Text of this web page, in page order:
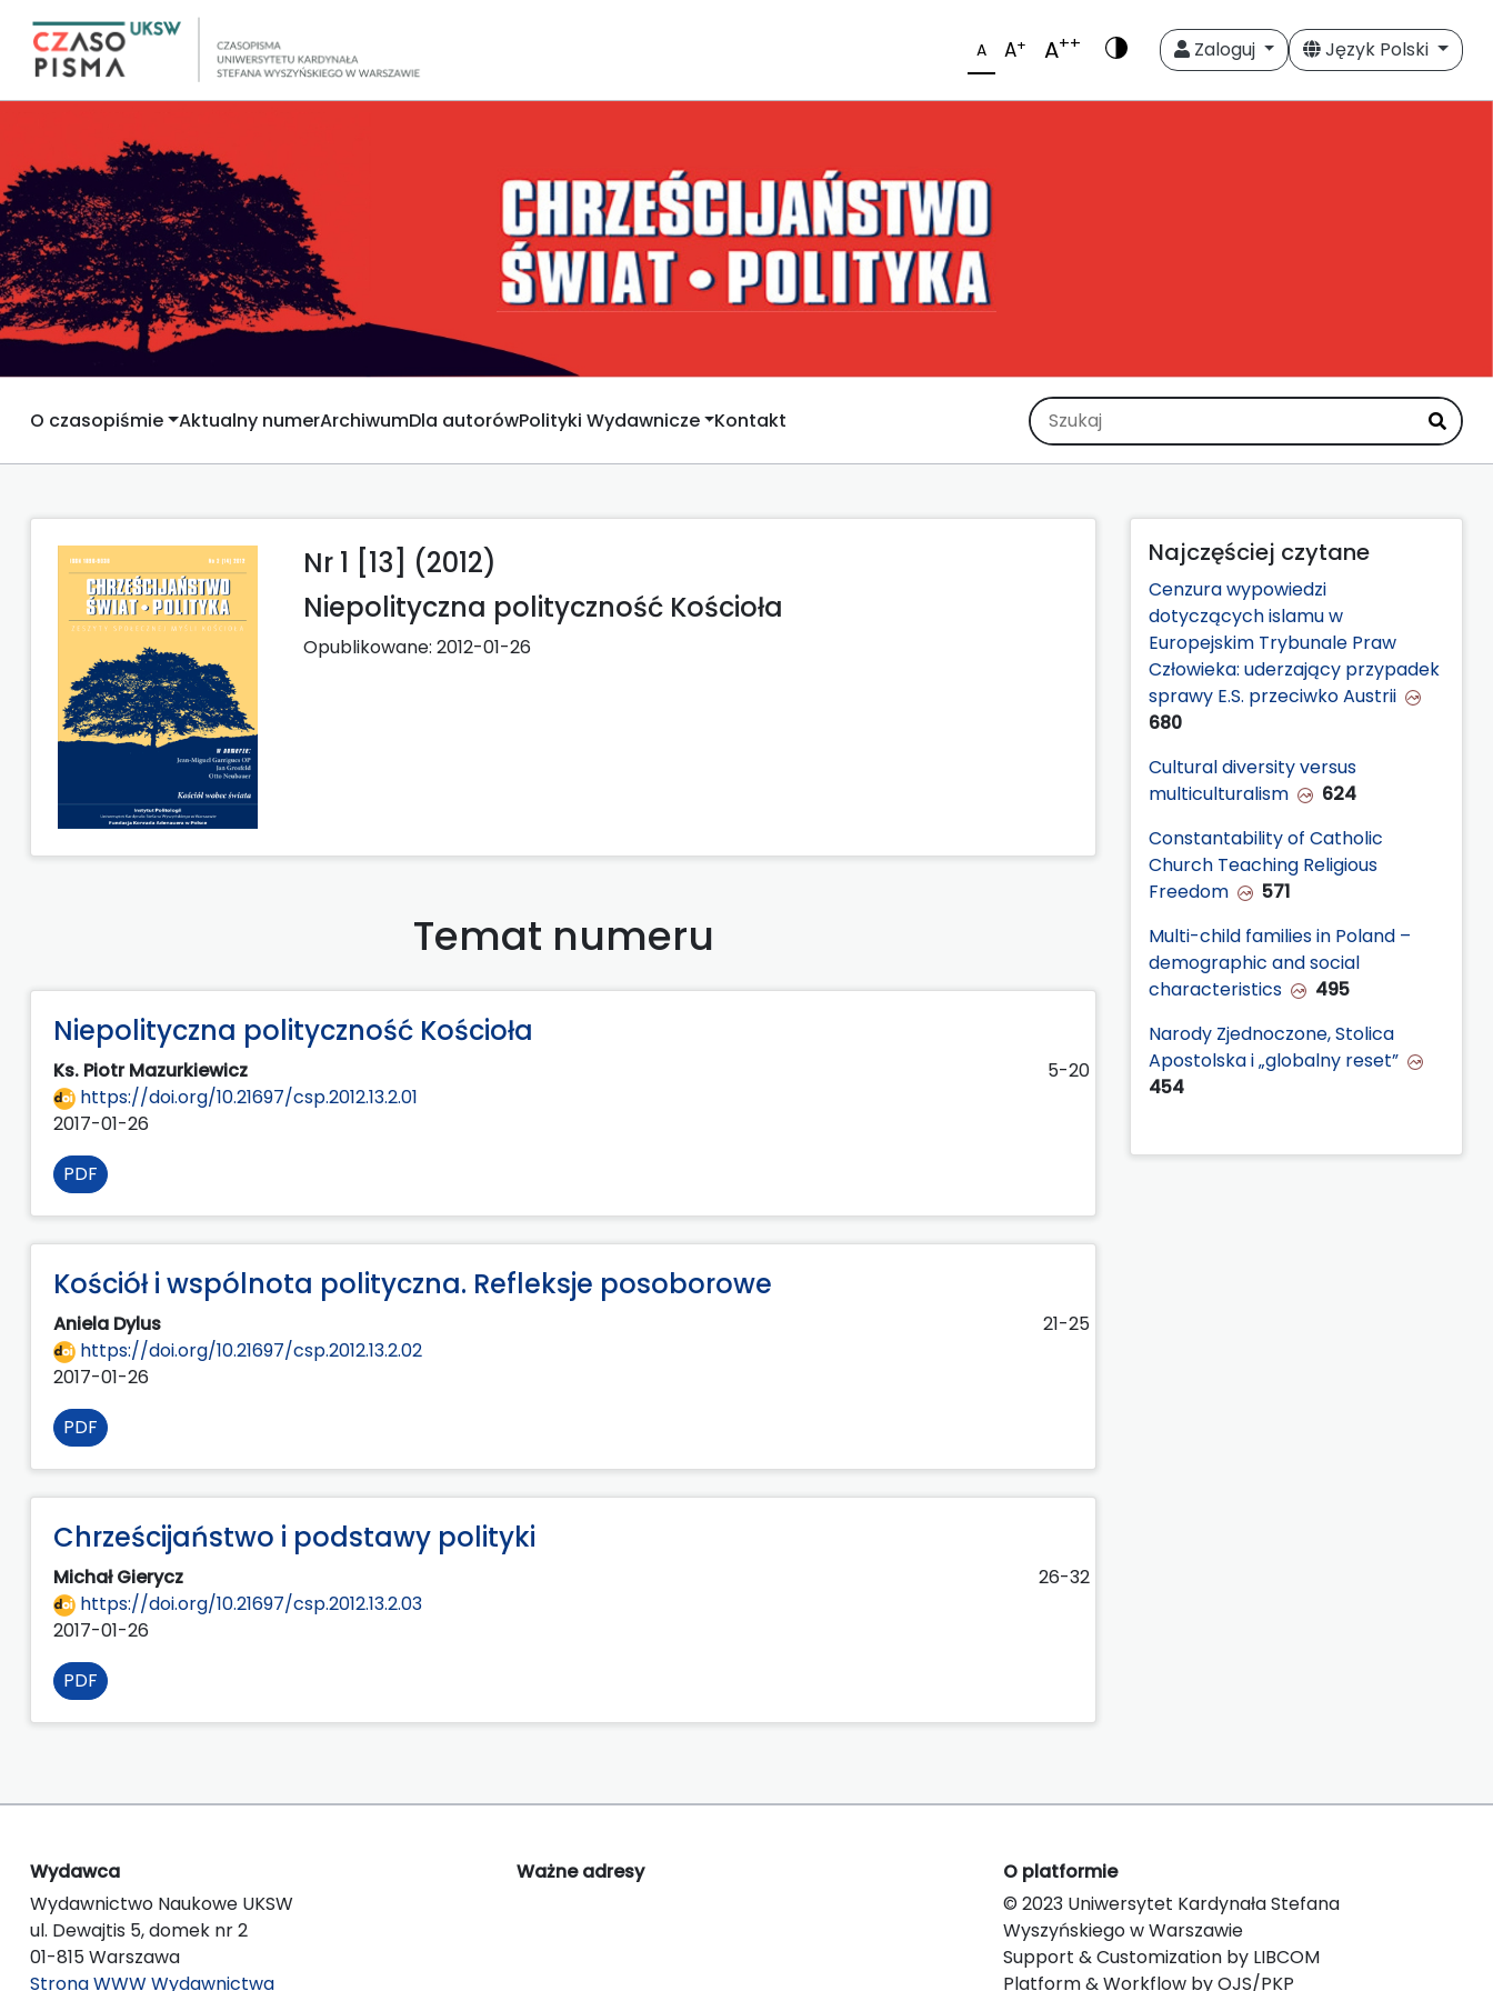
A A+ A++ Zaloguj Język Polski
O czasopiśmie Aktualny numerArchiwumDla autorówPolityki Wydawnicze Kontakt
Nr 1 [13] (2012)
Niepolityczna polityczność Kościoła
Opublikowane: 2012-01-26
Temat numeru
Niepolityczna polityczność Kościoła
Ks. Piotr Mazurkiewicz
5-20
https://doi.org/10.21697/csp.2012.13.2.01
2017-01-26
PDF
Kościół i wspólnota polityczna. Refleksje posoborowe
Aniela Dylus
21-25
https://doi.org/10.21697/csp.2012.13.2.02
2017-01-26
PDF
Chrześcijaństwo i podstawy polityki
Michał Gierycz
26-32
https://doi.org/10.21697/csp.2012.13.2.03
2017-01-26
PDF
Najczęściej czytane
Cenzura wypowiedzi
dotyczących islamu w
Europejskim Trybunale Praw
Człowieka: uderzający przypadek
sprawy E.S. przeciwko Austrii
680
Cultural diversity versus
multiculturalism
624
Constantability of Catholic
Church Teaching Religious
Freedom
571
Multi-child families in Poland –
demographic and social
characteristics
495
Narody Zjednoczone, Stolica
Apostolska i „globalny reset”
454
Wydawca
Wydawnictwo Naukowe UKSW
ul. Dewajtis 5, domek nr 2
01-815 Warszawa
Strona WWW Wydawnictwa
Ważne adresy
O platformie
© 2023 Uniwersytet Kardynała Stefana
Wyszyńskiego w Warszawie
Support & Customization by LIBCOM
Platform & Workflow by OJS/PKP